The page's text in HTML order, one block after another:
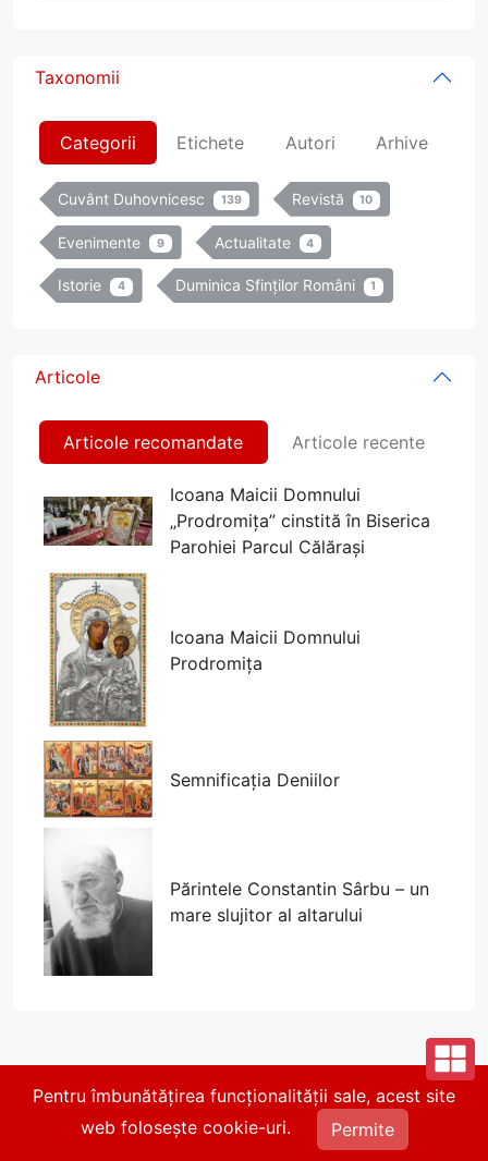
Taxonomii
Categorii Etichete Autori Arhive
Cuvânt Duhovnicesc 139 Revistă 10
Evenimente 9 Actualitate 4
Istorie 4 Duminica Sfinților Români 1
Articole
Articole recomandate Articole recente
Icoana Maicii Domnului
„Prodromița” cinstită în Biserica
Parohiei Parcul Călărași
Icoana Maicii Domnului
Prodromița
Semnificația Deniilor
Părintele Constantin Sârbu – un
mare slujitor al altarului
© 2026 Parohia Parcul Călărași. Toate drepturile
rezervate.
Pentru îmbunătățirea funcționalității sale, acest site
web folosește cookie-uri.
Permite